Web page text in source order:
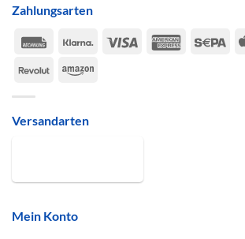
Mein Konto
Zahlungsarten
Rechung
Klarna Visa
American
RevolutAmazon
Versandarten